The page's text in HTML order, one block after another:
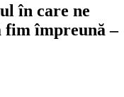
în care ne
fim împreună –